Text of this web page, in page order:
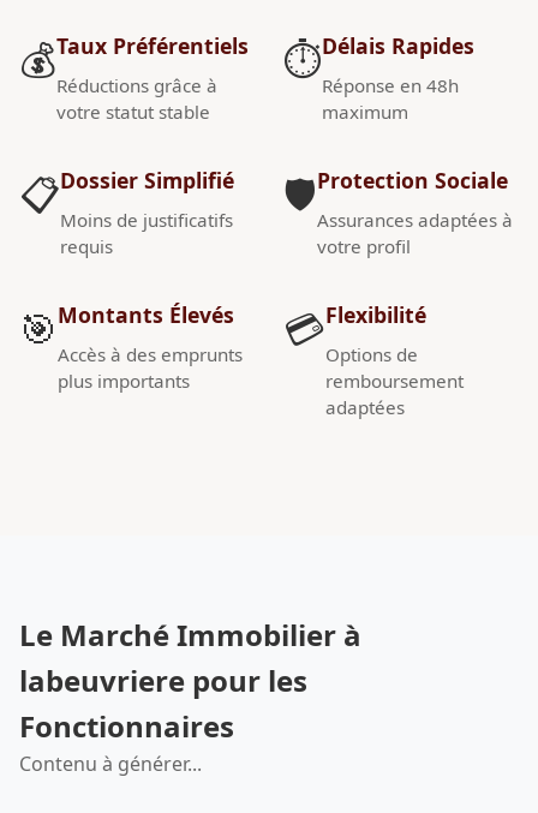
💰Taux Préférentiels
Réductions grâce à
votre statut stable
📋Dossier Simplifié
Moins de justificatifs
requis
🎯 Montants Élevés
Accès à des emprunts
plus importants
⏱️Délais Rapides
Réponse en 48h
maximum
🛡️Protection Sociale
Assurances adaptées à
votre profil
💳Flexibilité
Options de
remboursement
adaptées
Le Marché Immobilier à
labeuvriere pour les
Fonctionnaires
Contenu à générer...